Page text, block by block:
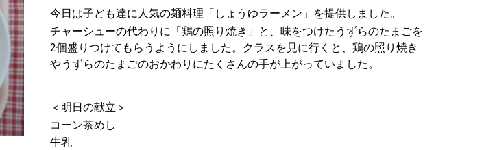
今日は子ども達に人気の麺料理「しょうゆラーメン」を提供しました。
チャーシューの代わりに「鶏の照り焼き」と、味をつけたうずらのたまごを
2個盛りつけてもらうようにしました。クラスを見に行くと、鶏の照り焼き
やうずらのたまごのおかわりにたくさんの手が上がっていました。
＜明日の献立＞
コーン茶めし
牛乳